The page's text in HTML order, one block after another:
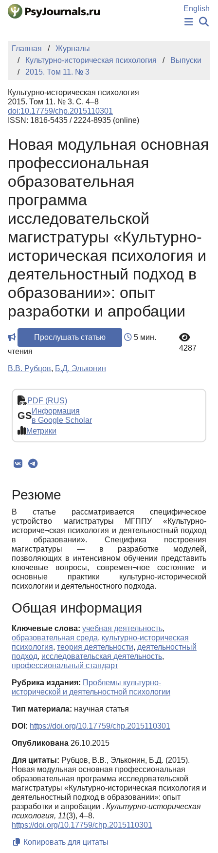
Перейти к основному содержанию
English
НОВОСТИ
КЛЮЧЕВЫЕ СЛОВА
Регистрация
Главная
Журналы
Культурно-историческая психология
Выпуски
2015. Том 11. № 3
Культурно-историческая психология
2015. Том 11. № 3. С. 4–8
doi:10.17759/chp.2015110301
ISSN: 1816-5435 / 2224-8935 (online)
Новая модульная основная
профессиональная
образовательная
программа
исследовательской
магистратуры «Культурно-
историческая психология и
деятельностный подход в
образовании»: опыт
разработки и апробации
Прослушать статью
5 мин.
чтения
4287
В.В. Рубцов, Б.Д. Эльконин
PDF (RUS)
GSИнформация
в Google Scholar
Метрики
Резюме
В статье рассматривается специфическое
устройство магистратуры МГППУ «Культурно-
историче¬ская психология и деятельностный подход
в образовании». Специфика построения
магистратуры — в разработке модулей,
позволяющих в интенсивном обучении представить
ключевые вопросы, современ¬ное состояние и
основные практики культурно-исторической
психологии и деятельностного подхода.
Общая информация
Ключевые слова: учебная деятельность,
образовательная среда, культурно-историческая
психология, теория деятельности, деятельностный
подход, исследовательская деятельность,
профессиональный стандарт
Рубрика издания: Проблемы культурно-
исторической и деятельностной психологии
Тип материала: научная статья
DOI: https://doi.org/10.17759/chp.2015110301
Опубликована 26.10.2015
Для цитаты: Рубцов, В.В., Эльконин, Б.Д. (2015).
Новая модульная основная профессиональная
образовательная программа исследовательской
магистратуры «Культурно-историческая психология и
деятельностный подход в образовании»: опыт
разработки и апробации . Культурно-историческая
психология, 11(3), 4–8.
https://doi.org/10.17759/chp.2015110301
Копировать для цитаты